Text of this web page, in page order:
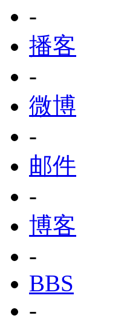
-
播客
-
微博
-
邮件
-
博客
-
BBS
-